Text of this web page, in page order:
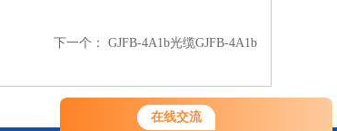
在线交流
下一个： GJFB-4A1b光缆GJFB-4A1b